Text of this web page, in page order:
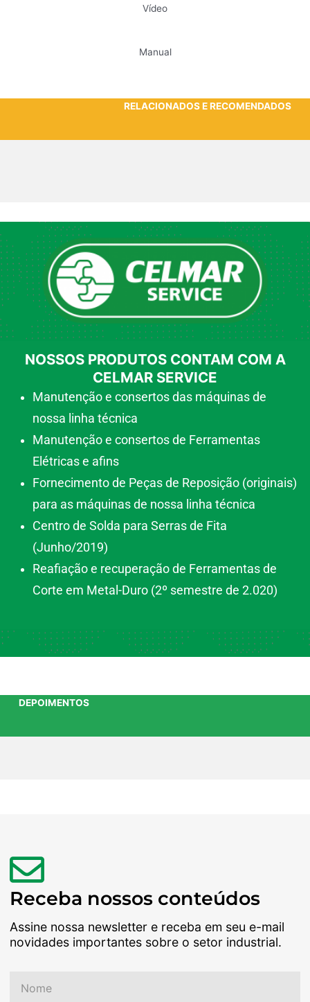
Vídeo
Manual
RELACIONADOS E RECOMENDADOS
NOSSOS PRODUTOS CONTAM COM A
CELMAR SERVICE
Manutenção e consertos das máquinas de
nossa linha técnica
Manutenção e consertos de Ferramentas
Elétricas e afins
Fornecimento de Peças de Reposição (originais)
para as máquinas de nossa linha técnica
Centro de Solda para Serras de Fita
(Junho/2019)
Reafiação e recuperação de Ferramentas de
Corte em Metal-Duro (2º semestre de 2.020)
DEPOIMENTOS
Receba nossos conteúdos
Assine nossa newsletter e receba em seu e-mail
novidades importantes sobre o setor industrial.